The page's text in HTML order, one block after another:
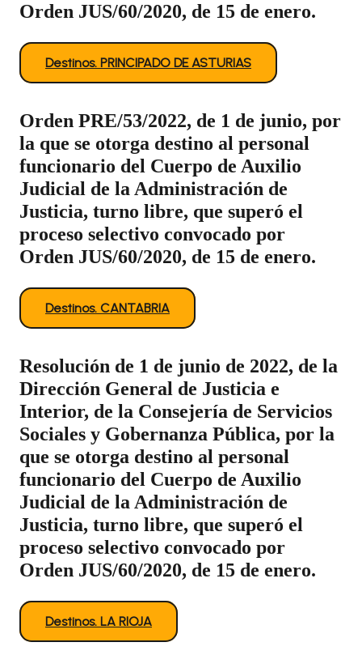
Orden JUS/60/2020, de 15 de enero.
Destinos. PRINCIPADO DE ASTURIAS
Orden PRE/53/2022, de 1 de junio, por
la que se otorga destino al personal
funcionario del Cuerpo de Auxilio
Judicial de la Administración de
Justicia, turno libre, que superó el
proceso selectivo convocado por
Orden JUS/60/2020, de 15 de enero.
Destinos. CANTABRIA
Resolución de 1 de junio de 2022, de la
Dirección General de Justicia e
Interior, de la Consejería de Servicios
Sociales y Gobernanza Pública, por la
que se otorga destino al personal
funcionario del Cuerpo de Auxilio
Judicial de la Administración de
Justicia, turno libre, que superó el
proceso selectivo convocado por
Orden JUS/60/2020, de 15 de enero.
Destinos. LA RIOJA